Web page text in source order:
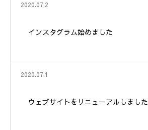
2020.07.2
インスタグラム始めました
2020.07.1
ウェブサイトをリニューアルしました